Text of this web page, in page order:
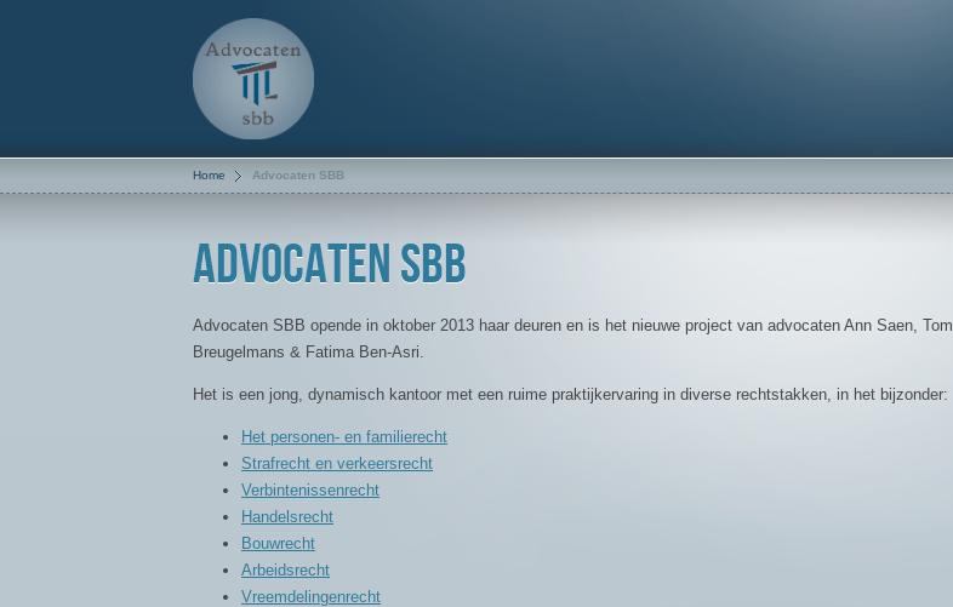
Home Advocaten SBB
Advocaten SBB
Advocaten SBB opende in oktober 2013 haar deuren en is het nieuwe project van advocaten Ann Saen, Tom
Breugelmans & Fatima Ben-Asri.
Het is een jong, dynamisch kantoor met een ruime praktijkervaring in diverse rechtstakken, in het bijzonder:
Het personen- en familierecht
Strafrecht en verkeersrecht
Verbintenissenrecht
Handelsrecht
Bouwrecht
Arbeidsrecht
Vreemdelingenrecht